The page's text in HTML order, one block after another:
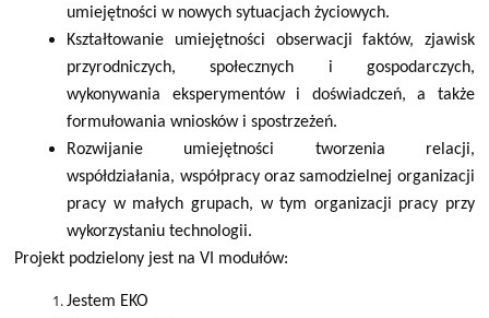
umiejętności w nowych sytuacjach życiowych.
Kształtowanie umiejętności obserwacji faktów, zjawisk
przyrodniczych, społecznych i gospodarczych,
wykonywania eksperymentów i doświadczeń, a także
formułowania wniosków i spostrzeżeń.
Rozwijanie umiejętności tworzenia relacji,
współdziałania, współpracy oraz samodzielnej organizacji
pracy w małych grupach, w tym organizacji pracy przy
wykorzystaniu technologii.
Projekt podzielony jest na VI modułów:
Jestem EKO